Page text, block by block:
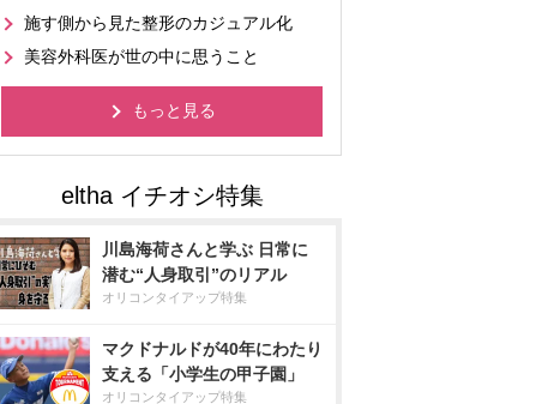
施す側から見た整形のカジュアル化
美容外科医が世の中に思うこと
もっと見る
川島海荷さんと学ぶ 日常に
潜む“人身取引”のリアル
オリコンタイアップ特集
マクドナルドが40年にわたり
支える「小学生の甲子園」
オリコンタイアップ特集